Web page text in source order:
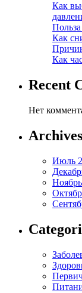
Как
Как
Как
Recent
Нет
Archives
Июль